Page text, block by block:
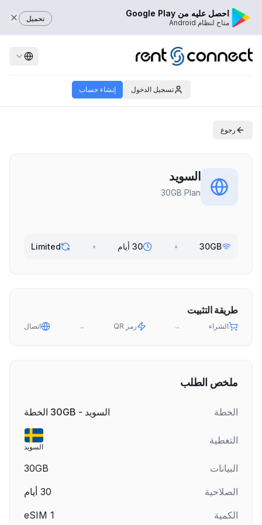
احصل عليه من Google Play
متاح لنظام Android تحميل
تسجيل الدخول إنشاء حساب
رجوع
السويد
30GB Plan
30GB
• 30 أيام •
Limited
طريقة التثبيت
الشراء → رمز QR → اتصال
ملخص الطلب
الخطة السويد - 30GB الخطة
التغطية
السويد
البيانات
30GB
الصلاحية
30 أيام
الكمية
1